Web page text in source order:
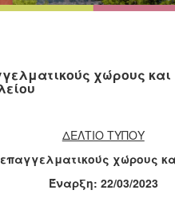
χώρους και
ΔΕΛΤΙΟ ΤΥΠΟΥ
χώρους
Έναρξη: 22/03/2023